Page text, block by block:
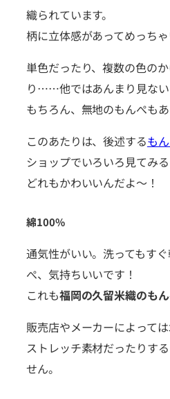
織られています。
柄に立体感があってめっちゃ
単色だったり、複数の色の
り……他ではあんまり見ない
もちろん、無地のもんぺもあ
このあたりは、後述するも
ショップでいろいろ見てみ
どれもかわいいんだよ〜！
綿100%
通気性がいい。洗ってもす
ぺ、気持ちいいです！
これも福岡の久留米織のも
販売店やメーカーによっては
ストレッチ素材だったりす
せん。